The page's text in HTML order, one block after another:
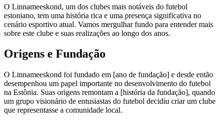
O Linnameeskond, um dos clubes mais notáveis do futebol
estoniano, tem uma história rica e uma presença significativa no
cenário esportivo atual. Vamos mergulhar fundo para entender mais
sobre este clube e suas realizações ao longo dos anos.
Origens e Fundação
O Linnameeskond foi fundado em [ano de fundação] e desde então
desempenhou um papel importante no desenvolvimento do futebol
na Estônia. Suas origens remontam a [história da fundação], quando
um grupo visionário de entusiastas do futebol decidiu criar um clube
que representasse a comunidade local.